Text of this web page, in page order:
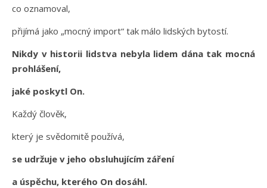
co oznamoval,
přijímá jako „mocný import“ tak málo lidských bytostí.
Nikdy v historii lidstva nebyla lidem dána tak mocná
prohlášení,
jaké poskytl On.
Každý člověk,
který je svědomitě používá,
se udržuje v jeho obsluhujícím záření
a úspěchu, kterého On dosáhl.